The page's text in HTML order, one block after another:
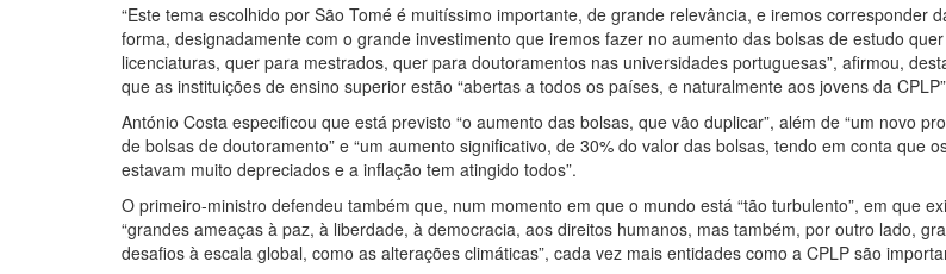
“Este tema escolhido por São Tomé é muitíssimo importante, de grande relevância, e iremos corresponder
forma, designadamente com o grande investimento que iremos fazer no aumento das bolsas de estudo
licenciaturas, quer para mestrados, quer para doutoramentos nas universidades portuguesas”, afirmou,
que as instituições de ensino superior estão “abertas a todos os países, e naturalmente aos jovens da
António Costa especificou que está previsto “o aumento das bolsas, que vão duplicar”, além de “um novo
de bolsas de doutoramento” e “um aumento significativo, de 30% do valor das bolsas, tendo em conta que
estavam muito depreciados e a inflação tem atingido todos”.
O primeiro-ministro defendeu também que, num momento em que o mundo está “tão turbulento”, em que
“grandes ameaças à paz, à liberdade, à democracia, aos direitos humanos, mas também, por outro lado,
desafios à escala global, como as alterações climáticas”, cada vez mais entidades como a CPLP são